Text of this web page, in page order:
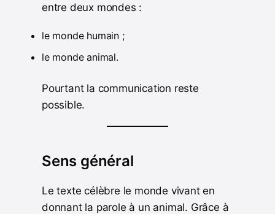
entre deux mondes :
le monde humain ;
le monde animal.
Pourtant la communication reste
possible.
Sens général
Le texte célèbre le monde vivant en
donnant la parole à un animal. Grâce à